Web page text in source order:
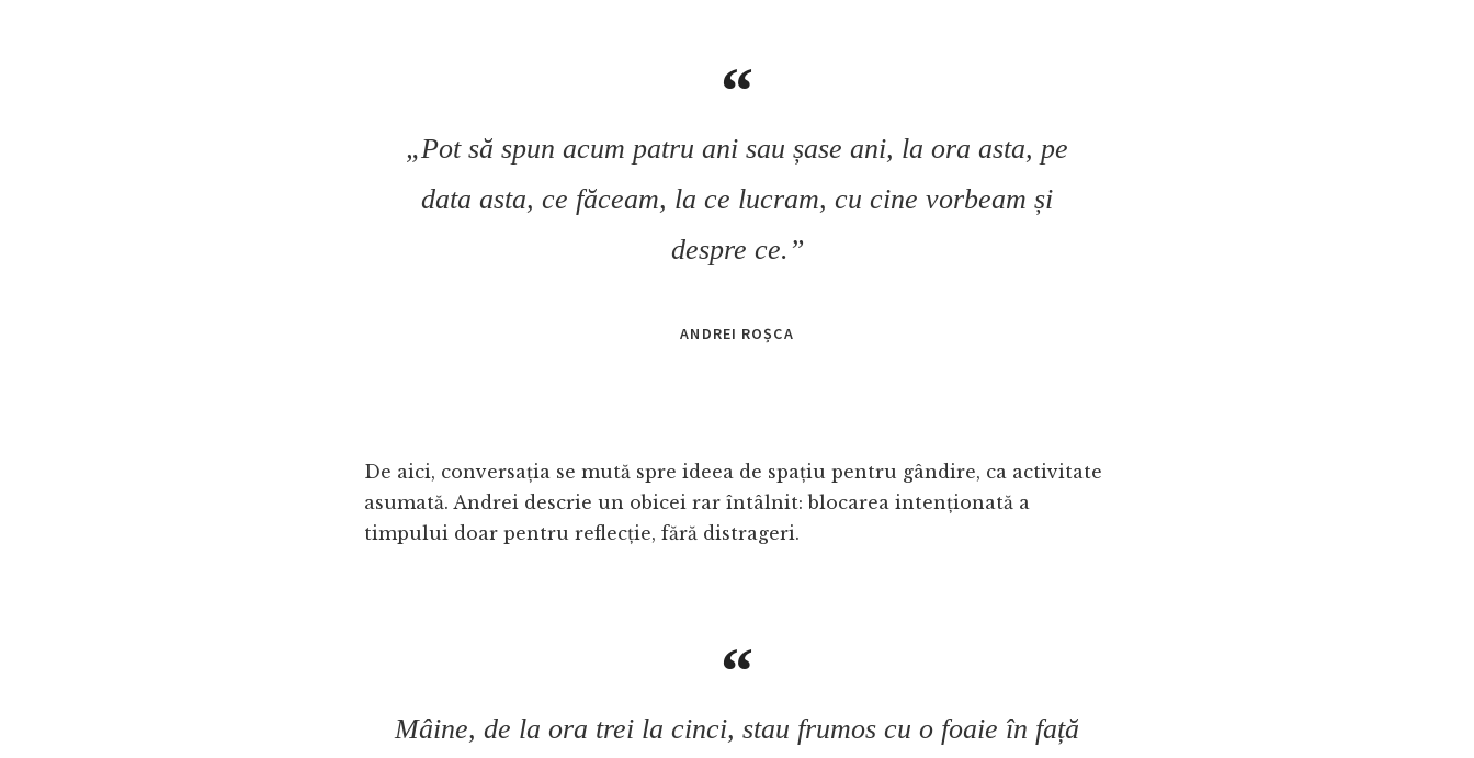
„Pot să spun acum patru ani sau șase ani, la ora asta, pe
data asta, ce făceam, la ce lucram, cu cine vorbeam și
despre ce.”
ANDREI ROȘCA
De aici, conversația se mută spre ideea de spațiu pentru gândire, ca activitate
asumată. Andrei descrie un obicei rar întâlnit: blocarea intenționată a
timpului doar pentru reflecție, fără distrageri.
Mâine, de la ora trei la cinci, stau frumos cu o foaie în față